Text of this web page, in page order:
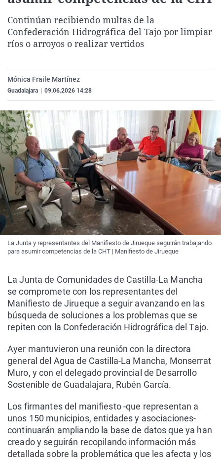
Gente viajera
Como el perro y el
Retornados
Equipo de
Galicia
La Rioja
Televisión
Elecciones
Continúan recibiendo multas de la
Confederación Hidrográfica del Tajo por limpiar
ríos o arroyos o realizar vertidos
Mónica Fraile Martínez
Guadalajara 09.06.2026 14:28
La Junta y representantes del Manifiesto de Jirueque seguirán trabajando
para asumir competencias de la CHT | Manifiesto de Jirueque
La Junta de Comunidades de Castilla-La Mancha
se compromete con los representantes del
Manifiesto de Jirueque a seguir avanzando en las
búsqueda de soluciones a los problemas que se
repiten con la Confederación Hidrográfica del Tajo.
Ayer mantuvieron una reunión con la directora
general del Agua de Castilla-La Mancha, Monserrat
Muro, y con el delegado provincial de Desarrollo
Sostenible de Guadalajara, Rubén García.
Los firmantes del manifiesto -que representan a
unos 150 municipios, entidades y asociaciones-
continuarán ampliando la base de datos que ya han
creado y seguirán recopilando información más
detallada sobre la problemática que les afecta y los